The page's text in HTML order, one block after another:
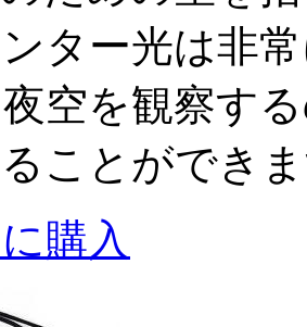
ター光は非
空を観察す
ことができ
購入